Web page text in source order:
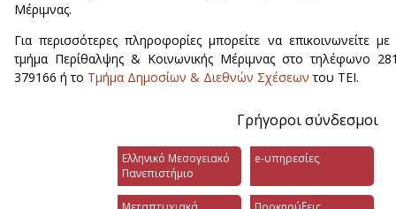
Μέριμνας.
Για περισσότερες πληροφορίες μπορείτε να επικοινωνείτε με
τμήμα Περίθαλψης & Κοινωνικής Μέριμνας στο τηλέφωνο
379166 ή το Τμήμα Δημοσίων & Διεθνών Σχέσεων του ΤΕΙ.
Γρήγοροι σύνδεσμοι
Ελληνικό Μεσογειακό
Πανεπιστήμιο
e-υπηρεσίες